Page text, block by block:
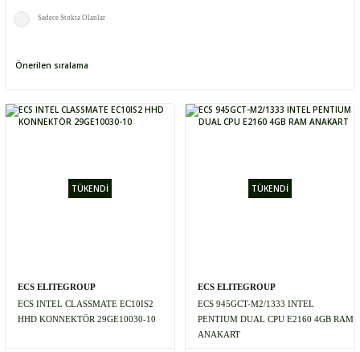
Sadece Stokta Olanlar
TÜKENDİ
ECS ELITEGROUP
ECS INTEL CLASSMATE EC10IS2
HHD KONNEKTÖR 29GE10030-10
TÜKENDİ
ECS ELITEGROUP
ECS 945GCT-M2/1333 INTEL
PENTIUM DUAL CPU E2160 4GB RAM
ANAKART